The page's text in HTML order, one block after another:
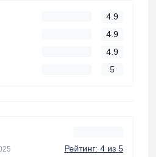
4.9
4.9
4.9
5
Рейтинг: 4 из 5